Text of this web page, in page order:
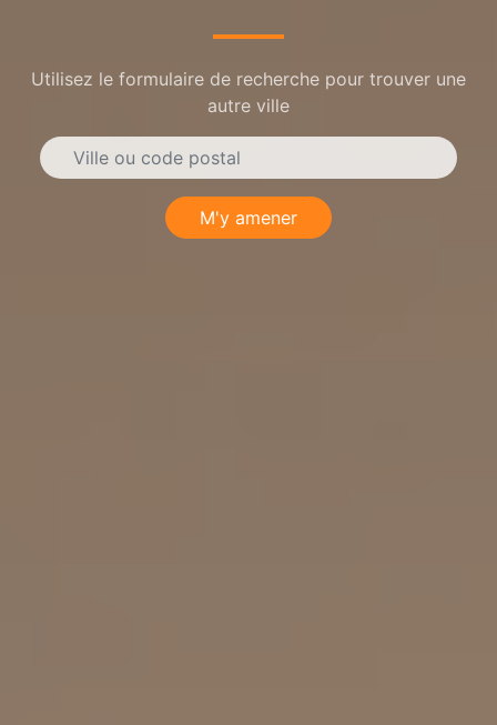
Utilisez le formulaire de recherche pour trouver une
autre ville
M'y amener